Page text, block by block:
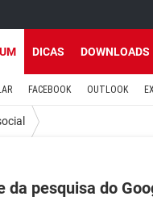
DICAS DOWNLOADS
FACEBOOK OUTLOOK
da pesquisa do